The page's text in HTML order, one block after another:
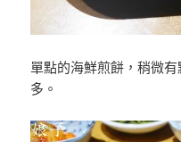
單點的海鮮煎餅，稍微
多。